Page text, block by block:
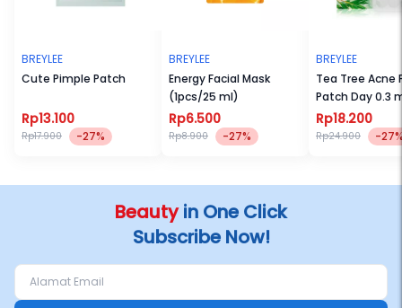
BREYLEE
Cute Pimple Patch
Rp13.100
Rp17.900 -27%
BREYLEE
Energy Facial Mask
(1pcs/25 ml)
Rp6.500
Rp8.900 -27%
BREYLEE
Tea Tree Acne
Patch Day 0.3
Rp18.200
Rp24.900 -
Beautyin One Click
Subscribe Now!